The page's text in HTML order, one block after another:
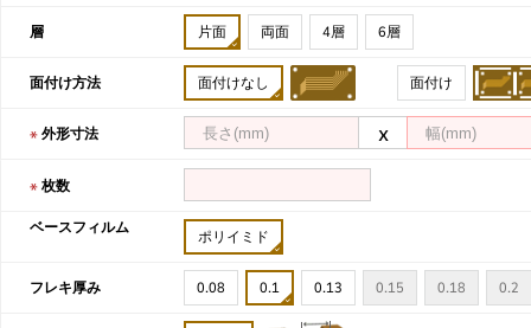
層 片面 両面 4層 6層
面付け方法 面付けなし 面付け
外形寸法 x
枚数
ベースフィルム ポリイミド
フレキ厚み 0.08 0.1 0.13 0.15 0.18 0.2